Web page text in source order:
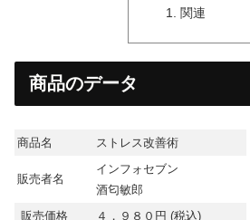
関連
商品のデータ
商品名 ストレス改善術
販売者名
インフォセブン
酒匂敏郎
販売価格
４，９８０円 (税込)